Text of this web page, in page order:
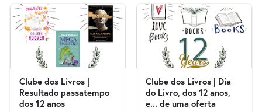
Clube dos Livros |
Resultado passatempo
dos 12 anos
Clube dos Livros | Dia
do Livro, dos 12 anos,
e... de uma oferta